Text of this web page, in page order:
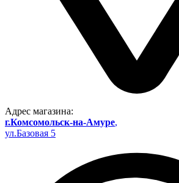
Адрес магазина:
г.Комсомольск-на-Амуре,
ул.Базовая 5